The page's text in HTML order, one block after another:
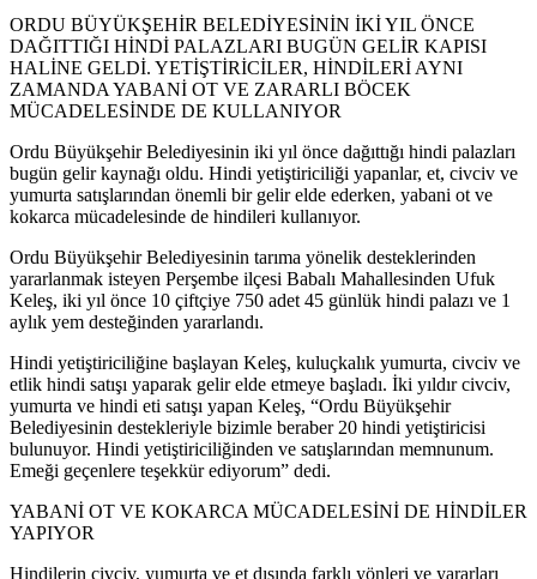
ORDU BÜYÜKŞEHİR BELEDİYESİNİN İKİ YIL ÖNCE
DAĞITTIĞI HİNDİ PALAZLARI BUGÜN GELİR KAPISI
HALİNE GELDİ. YETİŞTİRİCİLER, HİNDİLERİ AYNI
ZAMANDA YABANİ OT VE ZARARLI BÖCEK
MÜCADELESİNDE DE KULLANIYOR
Ordu Büyükşehir Belediyesinin iki yıl önce dağıttığı hindi palazları
bugün gelir kaynağı oldu. Hindi yetiştiriciliği yapanlar, et, civciv ve
yumurta satışlarından önemli bir gelir elde ederken, yabani ot ve
kokarca mücadelesinde de hindileri kullanıyor.
Ordu Büyükşehir Belediyesinin tarıma yönelik desteklerinden
yararlanmak isteyen Perşembe ilçesi Babalı Mahallesinden Ufuk
Keleş, iki yıl önce 10 çiftçiye 750 adet 45 günlük hindi palazı ve 1
aylık yem desteğinden yararlandı.
Hindi yetiştiriciliğine başlayan Keleş, kuluçkalık yumurta, civciv ve
etlik hindi satışı yaparak gelir elde etmeye başladı. İki yıldır civciv,
yumurta ve hindi eti satışı yapan Keleş, “Ordu Büyükşehir
Belediyesinin destekleriyle bizimle beraber 20 hindi yetiştiricisi
bulunuyor. Hindi yetiştiriciliğinden ve satışlarından memnunum.
Emeği geçenlere teşekkür ediyorum” dedi.
YABANİ OT VE KOKARCA MÜCADELESİNİ DE HİNDİLER
YAPIYOR
Hindilerin civciv, yumurta ve et dışında farklı yönleri ve yararları